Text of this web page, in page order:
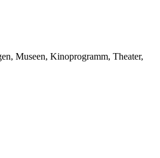
Museen, Kinoprogramm, Theater,